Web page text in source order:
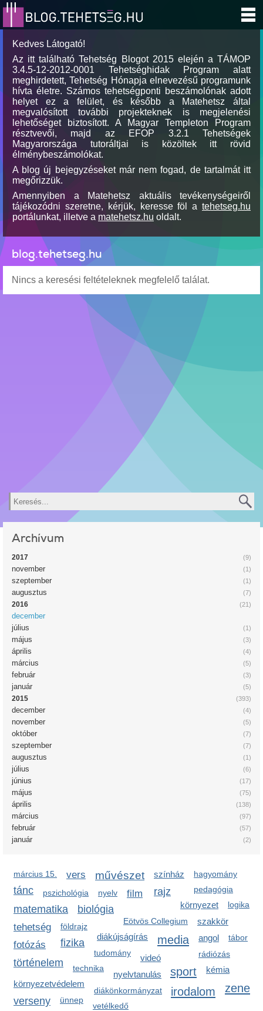
Kedves Látogató!
Az itt található Tehetség Blogot 2015 elején a TÁMOP
3.4.5-12-2012-0001 Tehetséghidak Program alatt
meghirdetett, Tehetség Hónapja elnevezésű programunk
hívta életre. Számos tehetségponti beszámolónak adott
helyet ez a felület, és később a Matehetsz által
megvalósított további projekteknek is megjelenési
lehetőséget biztosított. A Magyar Templeton Program
résztvevői, majd az EFOP 3.2.1 Tehetségek
Magyarországa tutoráltjai is közöltek itt rövid
élménybeszámolókat.
A blog új bejegyzéseket már nem fogad, de tartalmát itt
megőrizzük.
Amennyiben a Matehetsz aktuális tevékenységeiről
tájékozódni szeretne, kérjük, keresse föl a tehetseg.hu
portálunkat, illetve a matehetsz.hu oldalt.
blog.tehetseg.hu
Nincs a keresési feltételeknek megfelelő találat.
Keresés
Archívum
(9)
2017
(1)
november
(1)
szeptember
(7)
augusztus
(21)
2016
december
(1)
július
(3)
május
(4)
április
(5)
március
(3)
február
(5)
január
(393)
2015
(4)
december
(5)
november
(7)
október
(7)
szeptember
(1)
augusztus
(6)
július
(17)
június
(75)
május
(138)
április
(97)
március
(57)
február
(2)
január
március 15. vers művészet színház hagyomány
tánc pedagógia
rajz
pszichológia nyelv
környezet
matematika biológia
Eötvös Collegium szakkör
tehetség
logika
földrajz
diákújságírás media angol
fizika
fotózás
tudomány rádiózás
tábor
videó
történelem technika sport
nyelvtanulás
film
környezetvédelem
irodalom
kémia
diákönkormányzat
verseny
zene
ünnep
vetélkedő